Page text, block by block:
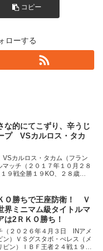
コピー
ローする
な的にてこずり、辛うじ
プ VSカルロス・タカ
カルロス・タカム（フラン
ッチ（２０１７年１０月２８
９戦全勝１９KO、２８歳。
Ｏ勝ちで王座防衛！ Ｖ
界ミニマム級タイトルマ
は2ＲＫＯ勝ち！
（２０２６年４月３日 INアメ
）ＶＳグスタボ・ぺレス（メ
ン）ＩＢＦ王者２４戦１９勝